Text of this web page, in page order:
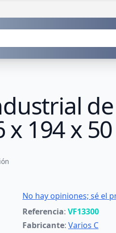
x 194 x
No hay opiniones; sé el
Referencia: VF13300
Fabricante: Varios C